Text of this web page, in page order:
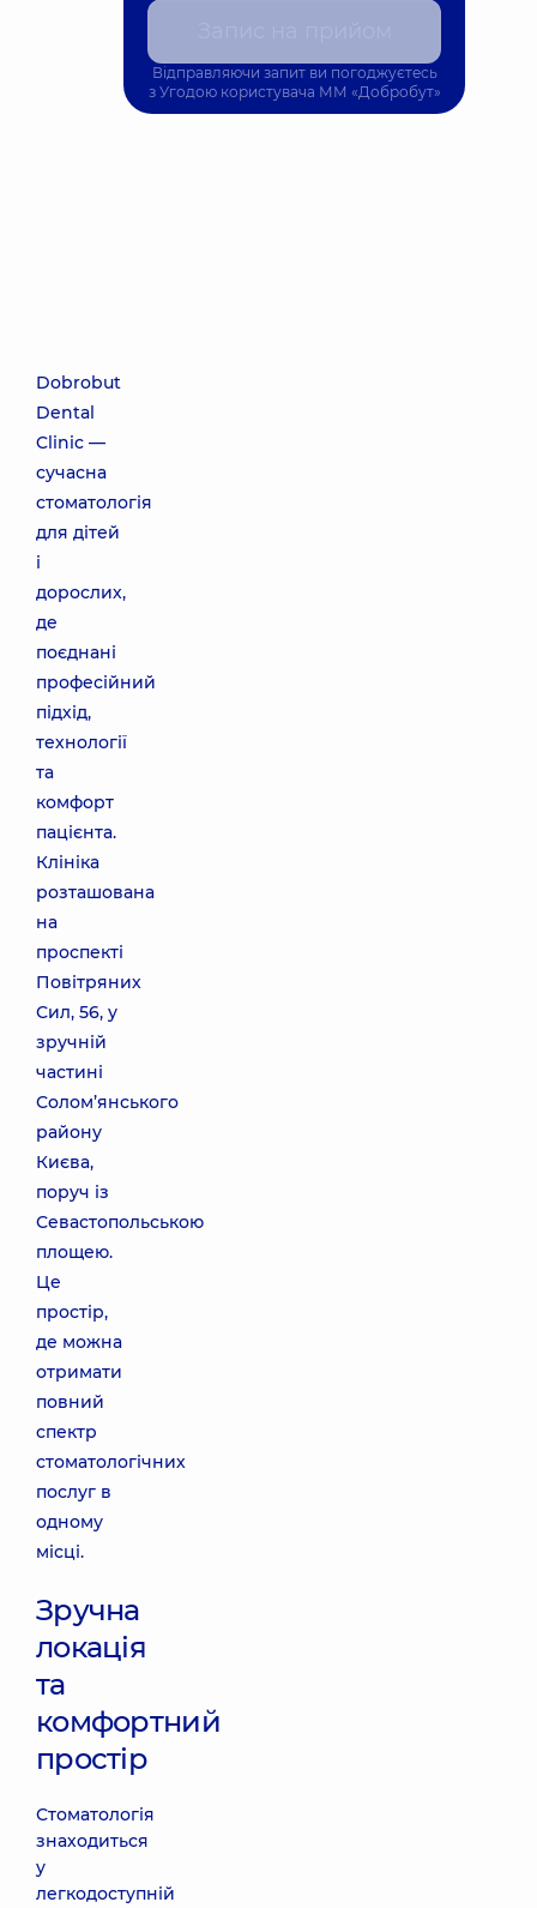
Dobrobut
Dental
Clinic —
сучасна
стоматологія
для дітей
і
дорослих,
де
поєднані
професійний
підхід,
технології
та
комфорт
пацієнта.
Клініка
розташована
на
проспекті
Повітряних
Сил, 56, у
зручній
частині
Солом’янського
району
Києва,
поруч із
Севастопольською
площею.
Це
простір,
де можна
отримати
повний
спектр
стоматологічних
послуг в
одному
місці.
Зручна
локація
та
комфортний
простір
Стоматологія
знаходиться
у
легкодоступній
Відправляючи запит ви погоджуєтесь
з Угодою користувача ММ «Добробут»